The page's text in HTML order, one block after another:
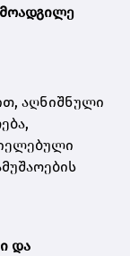
აღნიშნული
და